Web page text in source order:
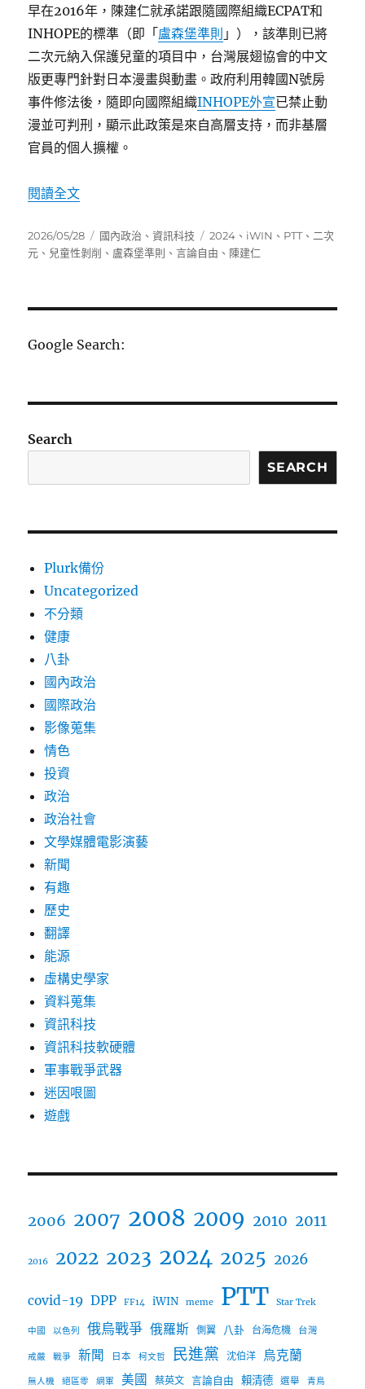
早在2016年，陳建仁就承諾跟隨國際組織ECPAT和
INHOPE的標準（即「盧森堡準則 」），該準則已將
二次元納入保護兒童的項目中，台灣展翅協會的中文
版更專門針對日本漫畫與動畫。政府利用韓國N號房
事件修法後，隨即向國際組織INHOPE外宣已禁止動
漫並可判刑，顯示此政策是來自高層支持，而非基層
官員的個人擴權。
閱讀全文〈陳建仁與iWIN：二次元內容管制背後的國際壓
發
佈
2026/05/28
分
類
國內政治 、資訊科技
標
籤
2024 、 iWIN 、 PTT、 二次
元 、 兒童性剝削 、 盧森堡準則 、言論自由 、 陳建仁
Google Search:
Search
SEARCH
Plurk備份
Uncategorized
不分類
健康
八卦
國內政治
國際政治
影像蒐集
情色
投資
政治
政治社會
文學媒體電影演藝
新聞
有趣
歷史
翻譯
能源
虛構史學家
資料蒐集
資訊科技
資訊科技軟硬體
軍事戰爭武器
迷因哏圖
遊戲
2006 2007 2008 2009 2010 2011
2016 2022 2023 2024 2025 2026
covid-19 DPP FF14 iWIN meme PTT Star Trek
中國 以色列 俄烏戰爭 俄羅斯 側翼 八卦 台海危機 台灣
戒嚴 戰爭 新聞 日本 柯文哲 民進黨 沈伯洋 烏克蘭
無人機 絕區零 網軍 美國 蔡英文 言論自由 賴清德 選舉 青鳥